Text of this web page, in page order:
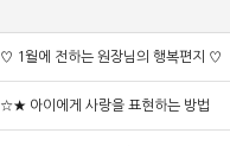
♡ 1월에 전하는 원장님의 행복편지 ♡
☆★ 아이에게 사랑을 표현하는 방법